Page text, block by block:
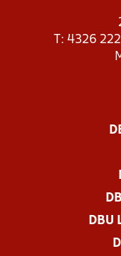
T: 4326
DBU